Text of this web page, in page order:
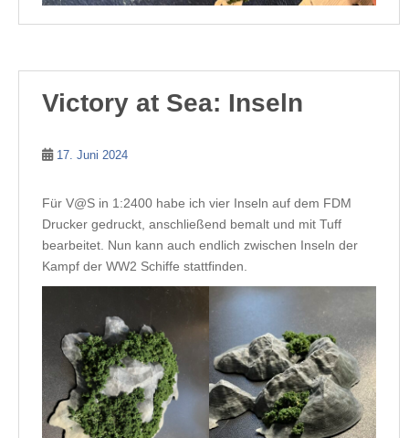
Victory at Sea: Inseln
17. Juni 2024
Für V@S in 1:2400 habe ich vier Inseln auf dem FDM
Drucker gedruckt, anschließend bemalt und mit Tuff
bearbeitet. Nun kann auch endlich zwischen Inseln der
Kampf der WW2 Schiffe stattfinden.